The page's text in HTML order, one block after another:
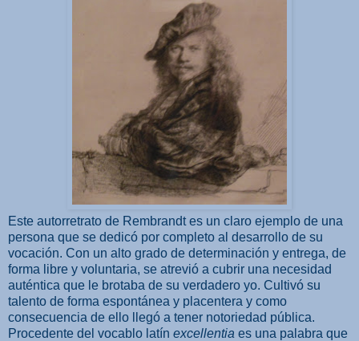
Este autorretrato de Rembrandt es un claro ejemplo de una
persona que se dedicó por completo al desarrollo de su
vocación. Con un alto grado de determinación y entrega, de
forma libre y voluntaria, se atrevió a cubrir una necesidad
auténtica que le brotaba de su verdadero yo. Cultivó su
talento de forma espontánea y placentera y como
consecuencia de ello llegó a tener notoriedad pública.
Procedente del vocablo latín excellentia es una palabra que